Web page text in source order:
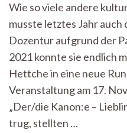
Wie so viele andere
musste letztes Jahr
Dozentur aufgrund der
2021 konnte sie endlich
Hettche in eine neue
Veranstaltung am 17.
„Der/die Kanon:e –
trug, stellten …